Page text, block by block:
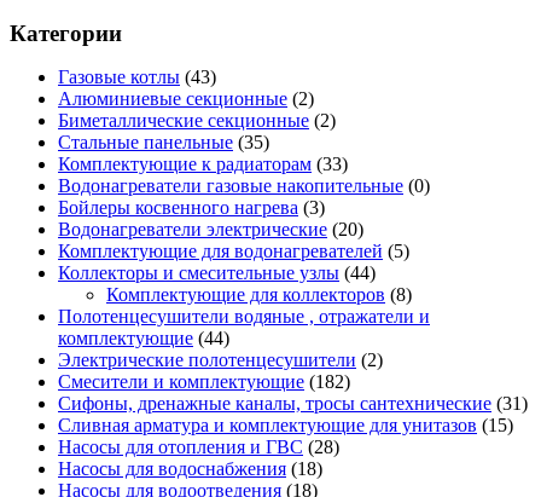
Категории
Газовые котлы (43)
Алюминиевые секционные (2)
Биметаллические секционные (2)
Стальные панельные (35)
Комплектующие к радиаторам (33)
Водонагреватели газовые накопительные (0)
Бойлеры косвенного нагрева (3)
Водонагреватели электрические (20)
Комплектующие для водонагревателей (5)
Коллекторы и смесительные узлы (44)
Комплектующие для коллекторов (8)
Полотенцесушители водяные , отражатели и
комплектующие (44)
Электрические полотенцесушители (2)
Смесители и комплектующие (182)
Сифоны, дренажные каналы, тросы сантехнические (31)
Сливная арматура и комплектующие для унитазов (15)
Насосы для отопления и ГВС (28)
Насосы для водоснабжения (18)
Насосы для водоотведения (18)